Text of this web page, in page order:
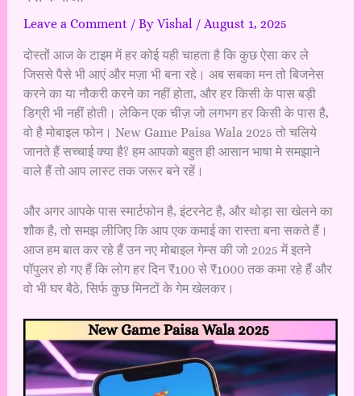
Leave a Comment / By Vishal / August 1, 2025
दोस्तों आज के टाइम में हर कोई यही चाहता है कि कुछ ऐसा कर ले
जिससे पैसे भी आएं और मज़ा भी बना रहे। अब सबका मन तो बिजनेस
करने का या नौकरी करने का नहीं होता, और हर किसी के पास बड़ी
डिग्री भी नहीं होती। लेकिन एक चीज़ जो लगभग हर किसी के पास है,
वो है मोबाइल फोन। New Game Paisa Wala 2025 तो चलिये
जानते हैं सच्चाई क्या है? हम आपको बहुत ही आसान भाषा मे समझाने
वाले हैं तो आप लास्ट तक जरूर बने रहें।
और अगर आपके पास स्मार्टफोन है, इंटरनेट है, और थोड़ा सा खेलने का
शौक है, तो समझ लीजिए कि आप एक कमाई का रास्ता बना सकते हैं।
आज हम बात कर रहे हैं उन नए मोबाइल गेम्स की जो 2025 में इतने
पॉपुलर हो गए हैं कि लोग हर दिन ₹100 से ₹1000 तक कमा रहे हैं और
वो भी घर बैठे, सिर्फ कुछ मिनटों के गेम खेलकर।